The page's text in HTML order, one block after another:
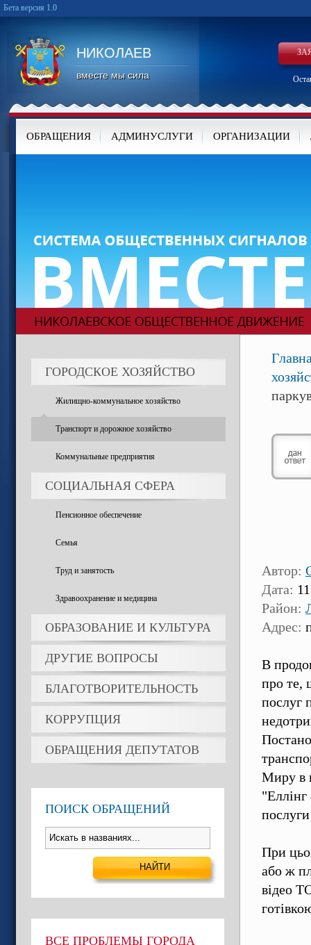
Бета версия 1.0
НИКОЛАЕВ
вместе мы сила
ОБРАЩЕНИЯ АДМИНУСЛУГИ ОРГАНИЗАЦИИ
ГОРОДСКОЕ ХОЗЯЙСТВО
Жилищно-коммунальное хозяйство
Транспорт и дорожное хозяйство
Коммунальные предприятия
СОЦИАЛЬНАЯ СФЕРА
Пенсионное обеспечение
Семья
Труд и занятость
Здравоохранение и медицина
ОБРАЗОВАНИЕ И КУЛЬТУРА
ДРУГИЕ ВОПРОСЫ
БЛАГОТВОРИТЕЛЬНОСТЬ
КОРРУПЦИЯ
ОБРАЩЕНИЯ ДЕПУТАТОВ
ПОИСК ОБРАЩЕНИЙ
ВСЕ ПРОБЛЕМЫ ГОРОДА
Автор:
Дата:
Район:
Адрес:
В
про те,
послуг
Миру в
"Еллінг
При
або ж
відео